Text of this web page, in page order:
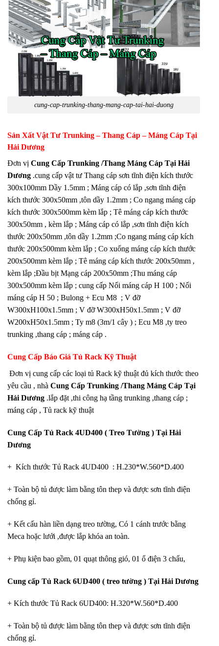
cung-cap-trunking-thang-mang-cap-tai-hai-duong
Sản Xất Vật Tư Trunking – Thang Cáp – Máng Cáp Tại
Hải Dương
Đơn vị Cung Cấp Trunking /Thang Máng Cáp Tại Hải
Dương .cung cấp vật tư Thang cáp sơn tĩnh điện kích thước
300x100mm Dầy 1.5mm ; Máng cáp có lắp ,sơn tĩnh điện
kích thước 300x50mm ,tôn dầy 1.2mm ; Co ngang máng cáp
kích thước 300x500mm kèm lắp ; Tê máng cáp kích thước
300x50mm , kèm lắp ; Máng cáp có lắp ,sơn tĩnh điện kích
thước 200x50mm ,tôn dầy 1.2mm ;Co ngang máng cáp kích
thước 200x500mm kèm lắp ; Co xuống máng cáp kích thước
200x500mm kèm lắp ; Tê máng cáp kích thước 200x50mm ,
kèm lắp ;Đầu bịt Mạng cáp 200x50mm ;Thu máng cáp
300x500mm kèm lắp ; cung cấp Nối máng cáp H 100 ; Nối
máng cáp H 50 ; Bulong + Ecu M8 ; V đỡ
W300xH100x1.5mm ; V đỡ W300xH50x1.5mm ; V đỡ
W200xH50x1.5mm ; Ty m8 (3m/1 cây ) ; Ecu M8 ,ty treo
trunking ,thang cáp ; máng cáp .
Cung Cấp Báo Giá Tủ Rack Kỹ Thuật
Đơn vị cung cấp các loại tủ Rack kỹ thuật đủ kích thước theo
yêu cầu , nhà Cung Cấp Trunking /Thang Máng Cáp Tại
Hải Dương .lắp đặt ,thi công hạ tầng trunking ,thang cáp ;
máng cáp , Tủ rack kỹ thuật
Cung Cấp Tủ Rack 4UD400 ( Treo Tường ) Tại Hải
Dương
+ Kích thước Tủ Rack 4UD400 : H.230*W.560*D.400
+ Toàn bộ tủ được làm bằng tôn thep và được sơn tĩnh điện
chống gỉ.
+ Kết cấu hàn liền dạng treo tường, Có 1 cánh trước bằng
Meca hoặc lưới ,được lắp khóa an toàn.
+ Phụ kiện bao gồm, 01 quạt thông gió, 01 ổ điện 3 chấu,
Cung cấp Tủ Rack 6UD400 ( treo tường ) Tại Hải Dương
+ Kích thước Tủ Rack 6UD400: H.320*W.560*D.400
+ Toàn bộ tủ được làm bằng tôn thep và được sơn tĩnh điện
chống gỉ.